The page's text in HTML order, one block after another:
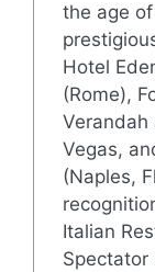
the age
Hotel
(Rome),
Verandah
Vegas,
(Naples,
Italian
Spectator